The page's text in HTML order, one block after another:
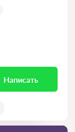
Написать